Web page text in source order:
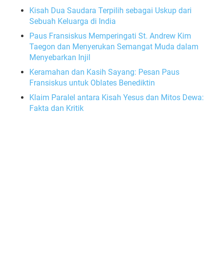
Kisah Dua Saudara Terpilih sebagai Uskup dari
Sebuah Keluarga di India
Paus Fransiskus Memperingati St. Andrew Kim
Taegon dan Menyerukan Semangat Muda dalam
Menyebarkan Injil
Keramahan dan Kasih Sayang: Pesan Paus
Fransiskus untuk Oblates Benediktin
Klaim Paralel antara Kisah Yesus dan Mitos Dewa:
Fakta dan Kritik